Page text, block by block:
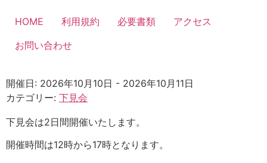
に
ス
ッ
HOME 利用規約 必要書類
アクセス
お問い合わせ
開催日: 2026年10月10日 - 2026年10月11日
カテゴリー: 下見会
下見会は2日間開催いたします。
開催時間は12時から17時となります。